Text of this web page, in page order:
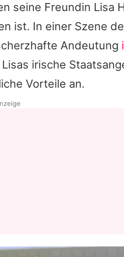
seine Freundin Lisa
ist. In einer Szene
Andeutung
irische
Vorteile an.